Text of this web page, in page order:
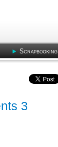
Scrapbooking
3